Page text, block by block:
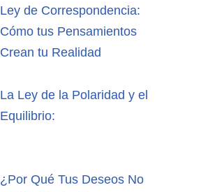
Ley de Correspondencia:
Cómo tus Pensamientos
Crean tu Realidad
La Ley de la Polaridad y el
Equilibrio:
¿Por Qué Tus Deseos No